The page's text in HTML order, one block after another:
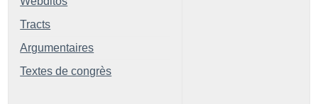
Tracts
Argumentaires
Textes de congrès